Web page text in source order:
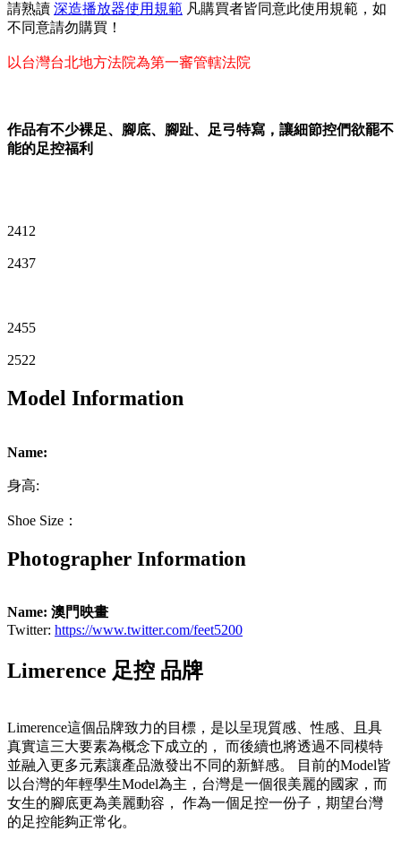
請熟讀 深造播放器使用規範 凡購買者皆同意此使用規範，如
不同意請勿購買！
以台灣台北地方法院為第一審管轄法院
作品有不少裸足、腳底、腳趾、足弓特寫，讓細節控們欲罷不
能的足控福利
2412
2437
2455
2522
Model Information
Name:
身高:
Shoe Size：
Photographer Information
Name: 澳門映畫
Twitter: https://www.twitter.com/feet5200
Limerence 足控 品牌
Limerence這個品牌致力的目標，是以呈現質感、性感、且具
真實這三大要素為概念下成立的， 而後續也將透過不同模特
並融入更多元素讓產品激發出不同的新鮮感。 目前的Model皆
以台灣的年輕學生Model為主，台灣是一個很美麗的國家，而
女生的腳底更為美麗動容， 作為一個足控一份子，期望台灣
的足控能夠正常化。